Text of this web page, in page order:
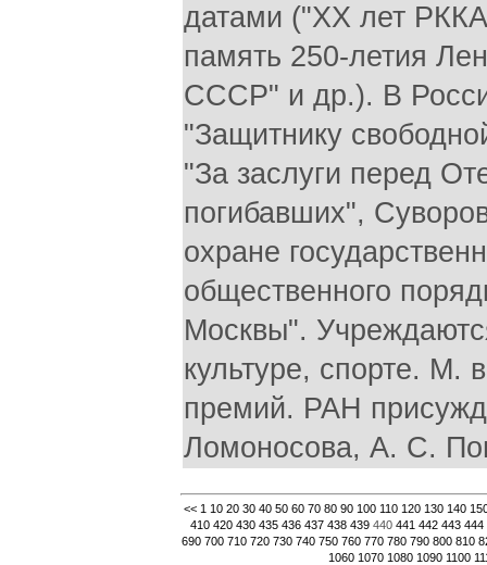
датами ("XX лет
память 250-летия
СССР" и др.). В
"Защитнику
"За заслуги перед
погибавших",
охране
общественного
Москвы".
культуре, спорте. М.
премий. РАН
Ломоносова, А. С.
<< 1 10 20 30 40 50 60 70 80 90 100 110 120 130 140
410 420 430 435 436 437 438 439440 441 442 443 444
690 700 710 720 730 740 750 760 770 780 790 800 810
1060 1070 1080 1090 1100